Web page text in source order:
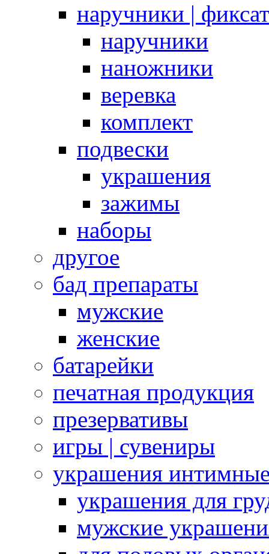
наручники |
наручники
наножники
веревка
комплект
подвески
украшения
зажимы
наборы
другое
бад препараты
мужские
женские
батарейки
печатная продукция
презервативы
игры | сувениры
украшения
украшения для
мужские